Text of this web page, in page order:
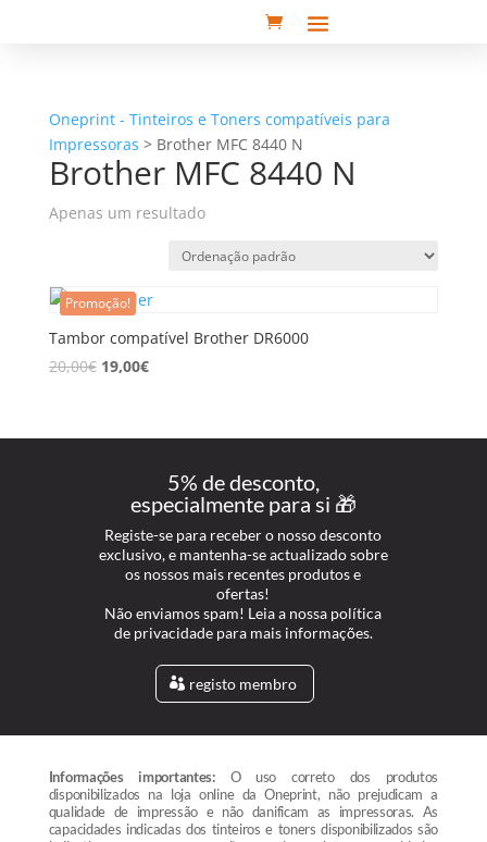
Oneprint - Tinteiros e Toners compatíveis para
Impressoras > Brother MFC 8440 N
Brother MFC 8440 N
Apenas um resultado
Promoção!
Tambor compatível Brother DR6000
20,00€ 19,00€
5% de desconto,
especialmente para si 🎁
Registe-se para receber o nosso desconto
exclusivo, e mantenha-se actualizado sobre
os nossos mais recentes produtos e
ofertas!
Não enviamos spam! Leia a nossa política
de privacidade para mais informações.
registo membro
Informações importantes: O uso correto dos produtos
disponibilizados na loja online da Oneprint, não prejudicam a
qualidade de impressão e não danificam as impressoras. As
capacidades indicadas dos tinteiros e toners disponibilizados são